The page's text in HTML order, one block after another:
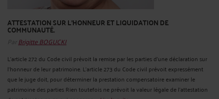
ATTESTATION SUR L'HONNEUR ET LIQUIDATION DE
COMMUNAUTÉ.
Par Brigitte BOGUCKI
L'article 272 du Code civil prévoit la remise par les parties d'une déclaration sur
l'honneur de leur patrimoine. L'article 273 du Code civil prévoit expressément
que le juge doit, pour déterminer la prestation compensatoire examiner le
patrimoine des parties Rien toutefois ne prévoit la valeur légale de l'attestation